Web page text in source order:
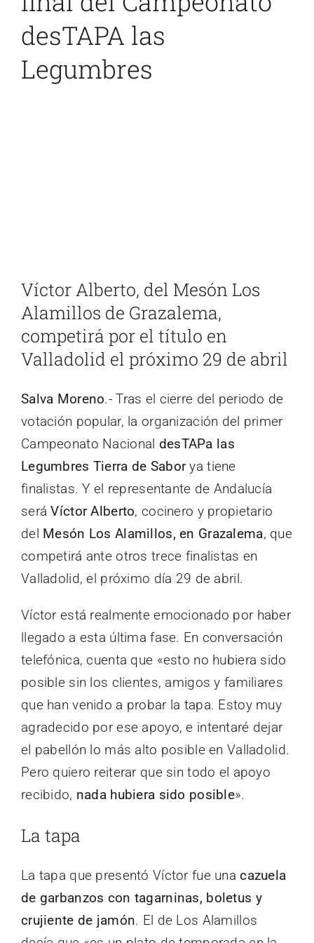
desTAPA las
Legumbres
Víctor Alberto, del Mesón Los
Alamillos de Grazalema,
competirá por el título en
Valladolid el próximo 29 de abril
Salva Moreno.- Tras el cierre del periodo de
votación popular, la organización del primer
Campeonato Nacional desTAPa las
Legumbres Tierra de Saborya tiene
finalistas. Y el representante de Andalucía
seráVíctor Alberto, cocinero y propietario
del Mesón Los Alamillos, en Grazalema, que
competirá ante otros trece finalistas en
Valladolid, el próximo día 29 de abril.
Víctor está realmente emocionado por haber
llegado a esta última fase. En conversación
telefónica, cuenta que «esto no hubiera sido
posible sin los clientes, amigos y familiares
que han venido a probar la tapa. Estoy muy
agradecido por ese apoyo, e intentaré dejar
el pabellón lo más alto posible en Valladolid.
Pero quiero reiterar que sin todo el apoyo
recibido, nada hubiera sido posible».
La tapa
La tapa que presentó Víctor fue unacazuela
de garbanzos con tagarninas, boletus y
crujiente de jamón. El de Los Alamillos